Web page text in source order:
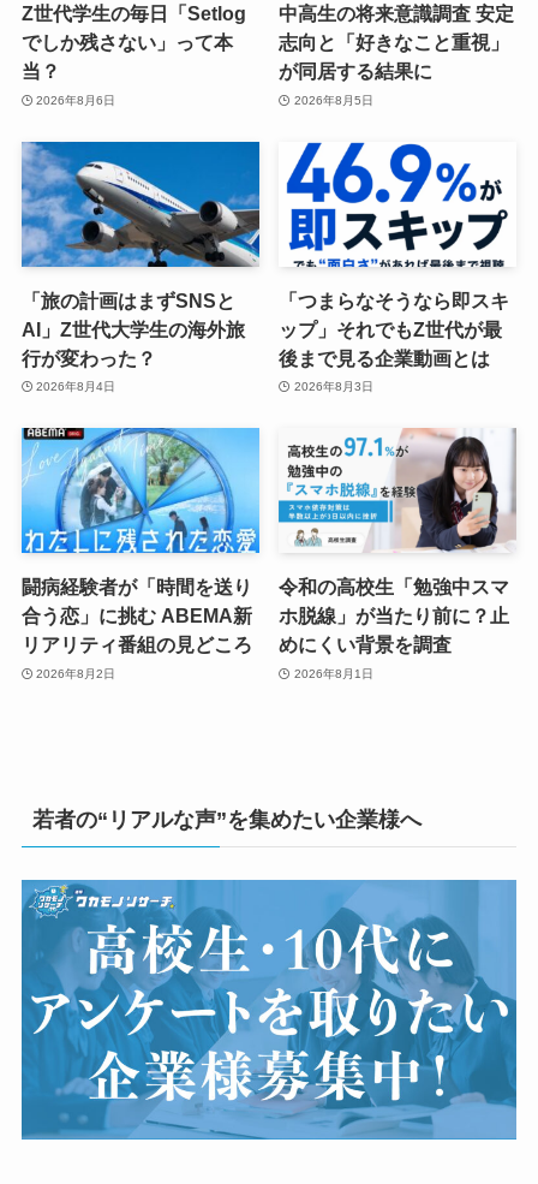
Z世代学生の毎日「Setlog
でしか残さない」って本
当？
2026年8月6日
中高生の将来意識調査 安定
志向と「好きなこと重視」
が同居する結果に
2026年8月5日
「旅の計画はまずSNSと
AI」Z世代大学生の海外旅
行が変わった？
2026年8月4日
「つまらなそうなら即スキ
ップ」それでもZ世代が最
後まで見る企業動画とは
2026年8月3日
闘病経験者が「時間を送り
合う恋」に挑む ABEMA新
リアリティ番組の見どころ
2026年8月2日
令和の高校生「勉強中スマ
ホ脱線」が当たり前に？止
めにくい背景を調査
2026年8月1日
若者の“リアルな声”を集めたい企業様へ